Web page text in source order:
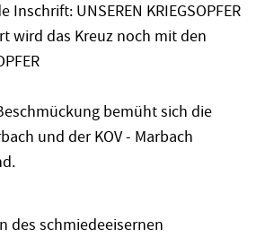
UNSEREN KRIEGSOPFER
wird das Kreuz noch mit den
bemüht sich die
und der KOV - Marbach
des schmiedeeisernen